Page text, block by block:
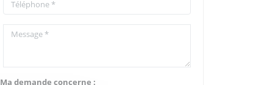
Ma demande concerne :